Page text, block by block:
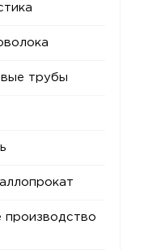
трубы
производство